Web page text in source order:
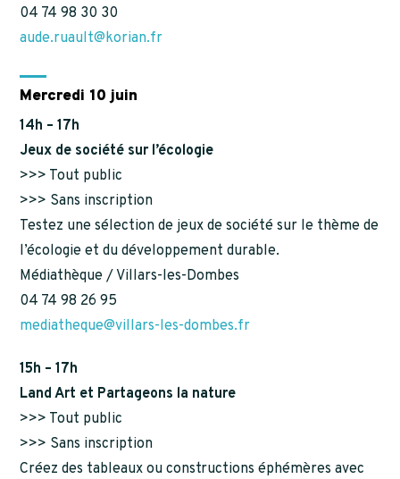
04 74 98 30 30
aude.ruault@korian.fr
Mercredi 10 juin
14h – 17h
Jeux de société sur l’écologie
>>> Tout public
>>> Sans inscription
Testez une sélection de jeux de société sur le thème de
l’écologie et du développement durable.
Médiathèque / Villars-les-Dombes
04 74 98 26 95
mediatheque@villars-les-dombes.fr
15h – 17h
Land Art et Partageons la nature
>>> Tout public
>>> Sans inscription
Créez des tableaux ou constructions éphémères avec